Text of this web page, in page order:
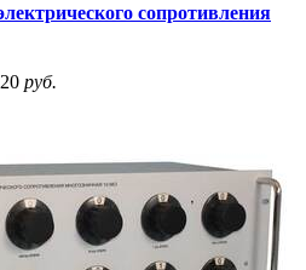
сопротивления
руб.